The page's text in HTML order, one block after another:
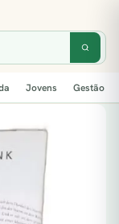
Jovens Gestão